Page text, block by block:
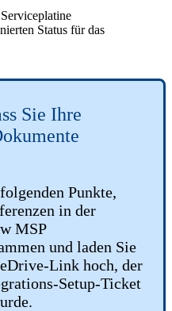
Serviceplatine
Status für das
Sie Ihre
folgenden Punkte,
ferenzen in der
MSP
und laden Sie
-Link hoch, der
-Setup-Ticket
.